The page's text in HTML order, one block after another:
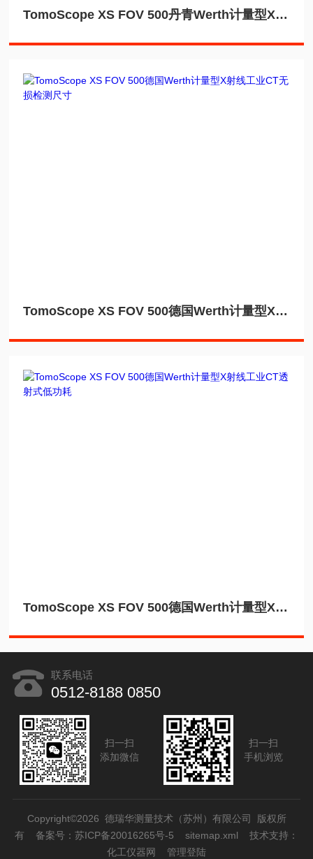
TomoScope XS FOV 500丹青Werth计量型X射线工业CT无损检测高穿透
TomoScope XS FOV 500德国Werth计量型X射线工业CT无损检测尺寸
TomoScope XS FOV 500德国Werth计量型X射线工业CT透射式低功耗
联系电话
0512-8188 0850
扫一扫
添加微信
扫一扫
手机浏览
Copyright©2026 德瑞华测量技术（苏州）有限公司 版权所
有 备案号：苏ICP备20016265号-5 sitemap.xml 技术支持：
化工仪器网
管理登陆